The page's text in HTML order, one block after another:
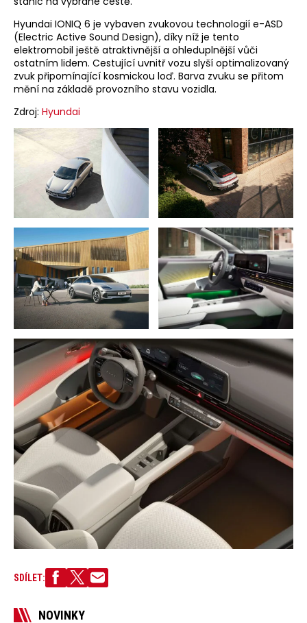
Hyundai IONIQ 6 je vybaven zvukovou technologií e-ASD
(Electric Active Sound Design), díky níž je tento
elektromobil ještě atraktivnější a ohleduplnější vůči
ostatním lidem. Cestující uvnitř vozu slyší optimalizovaný
zvuk připomínající kosmickou loď. Barva zvuku se přitom
mění na základě provozního stavu vozidla.
Zdroj: Hyundai
SDÍLET:
NOVINKY